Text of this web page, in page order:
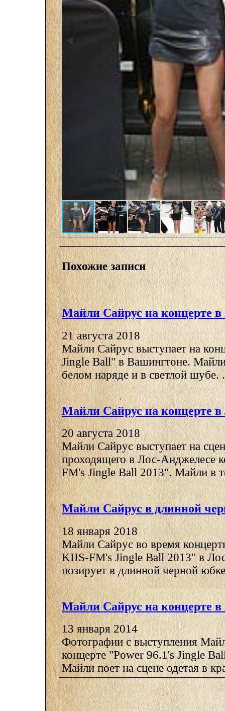
Похожие записи
Майли Сайрус на концерте
21 августа 2018
Майли Сайрус выступает на
Jingle Ball" в Вашингтоне. Майли
белом наряде и в светлой шубе.
Майли Сайрус на концерте в
20 августа 2018
Майли Сайрус выступает на
проходящего в Лос-Анджелесе
FM's Jingle Ball 2013". Майли в
Майли Сайрус в длинной
18 января 2018
Майли Сайрус во время
KIIS-FM's Jingle Ball 2013" в
позирует в длинной черной
Майли Сайрус на концерте в
13 января 2014
Фотографии с выступления
концерте "Power 96.1's Jingle
Майли поет на сцене одетая в